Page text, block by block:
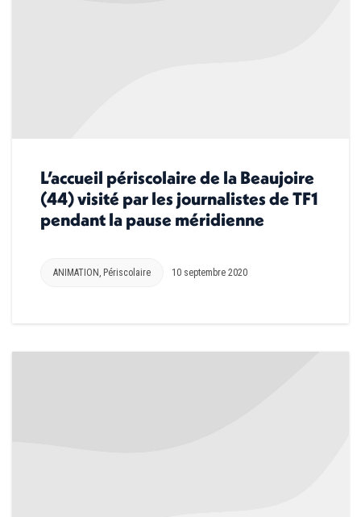
L’accueil périscolaire de la Beaujoire
(44) visité par les journalistes de TF1
pendant la pause méridienne
ANIMATION , Périscolaire 10 septembre 2020